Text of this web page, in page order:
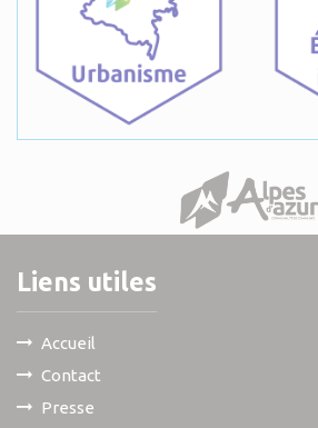
Liens utiles
Accueil
Contact
Presse